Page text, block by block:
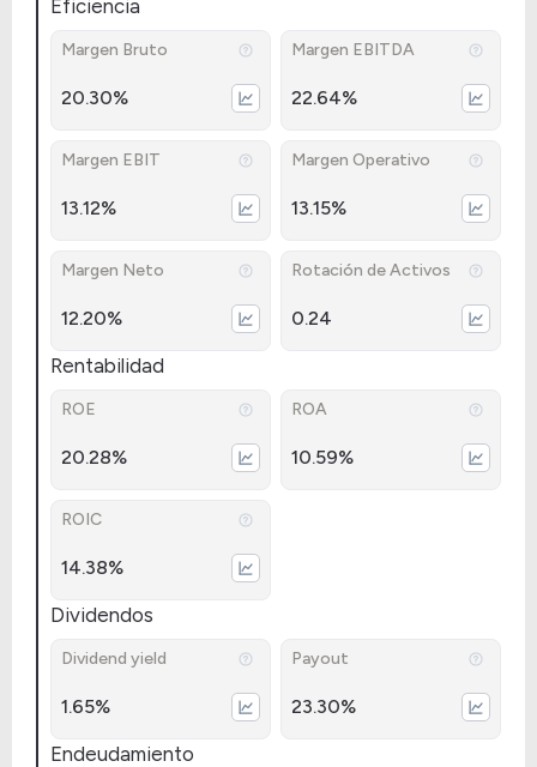
Eficiencia
Margen Bruto
20.30%
Margen EBITDA
22.64%
Margen EBIT
13.12%
Margen Operativo
13.15%
Margen Neto
12.20%
Rotación de Activos
0.24
Rentabilidad
ROE
20.28%
ROA
10.59%
ROIC
14.38%
Dividendos
Dividend yield
1.65%
Payout
23.30%
Endeudamiento